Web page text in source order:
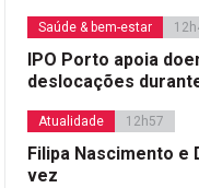
Saúde & bem-estar
IPO Porto apoia
deslocações
Atualidade 12h57
Filipa Nascimento e
vez